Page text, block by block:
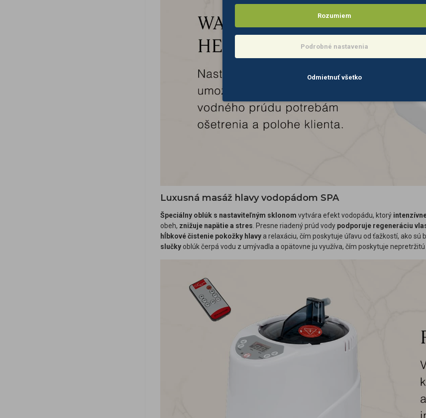
Luxusná masáž hlavy vodopádom SPA
Špeciálny oblúk s nastaviteľným sklonom vytvára efekt vodopádu, ktorý
obeh, znižuje napätie a stres . Presne riadený prúd vody podporuje regeneráciu
hĺbkové čistenie pokožky hlavy a relaxáciu, čím poskytuje úľavu od ťažkostí, ako sú
slučky oblúk čerpá vodu z umývadla a opätovne ju využíva, čím poskytuje nepretržitú
Rozumiem
Podrobné nastavenia
Odmietnuť všetko